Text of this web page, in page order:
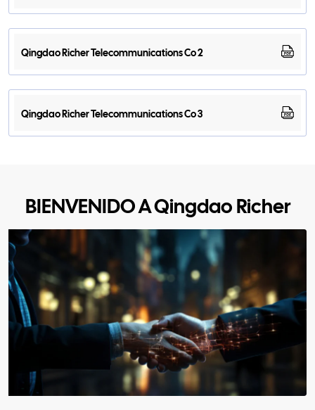
Qingdao Richer Telecommunications Co 2
Qingdao Richer Telecommunications Co 3
BIENVENIDO A Qingdao Richer